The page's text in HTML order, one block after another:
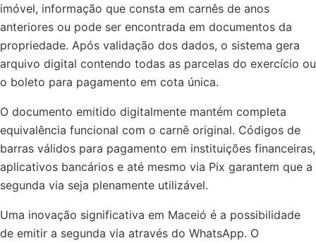
imóvel, informação que consta em carnês de anos
anteriores ou pode ser encontrada em documentos da
propriedade. Após validação dos dados, o sistema gera
arquivo digital contendo todas as parcelas do exercício ou
o boleto para pagamento em cota única.
O documento emitido digitalmente mantém completa
equivalência funcional com o carnê original. Códigos de
barras válidos para pagamento em instituições financeiras,
aplicativos bancários e até mesmo via Pix garantem que a
segunda via seja plenamente utilizável.
Uma inovação significativa em Maceió é a possibilidade
de emitir a segunda via através do WhatsApp. O